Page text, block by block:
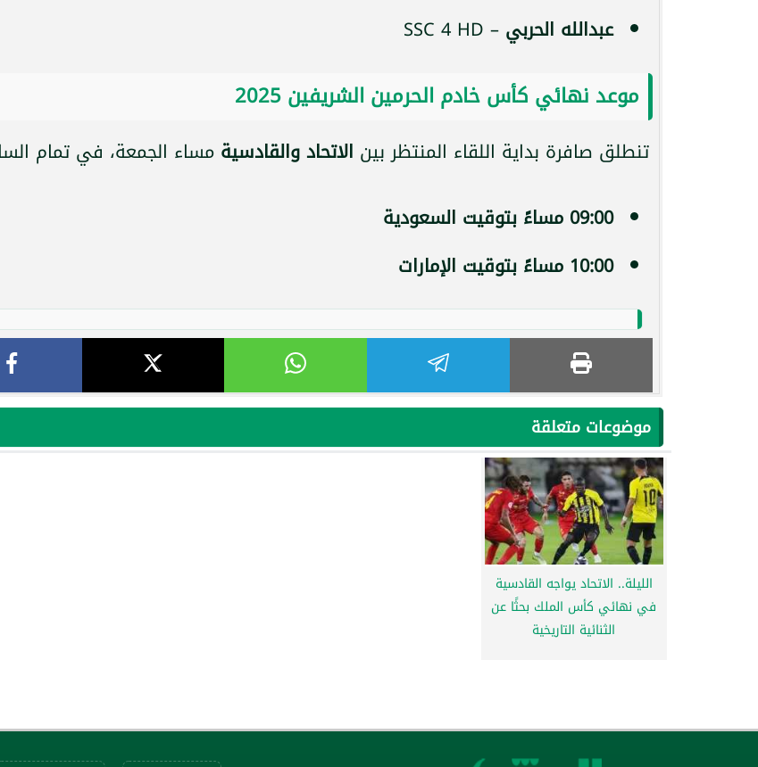
عبدالله الحربي – SSC 4 HD
موعد نهائي كأس خادم الحرمين الشريفين 2025
تنطلق صافرة بداية اللقاء المنتظر بين الاتحاد والقادسية مساء الجمعة، في تمام
09:00 مساءً بتوقيت السعودية
10:00 مساءً بتوقيت الإمارات
موضوعات متعلقة
الليلة.. الاتحاد يواجه القادسية
في نهائي كأس الملك بحثًا عن
الثنائية التاريخية